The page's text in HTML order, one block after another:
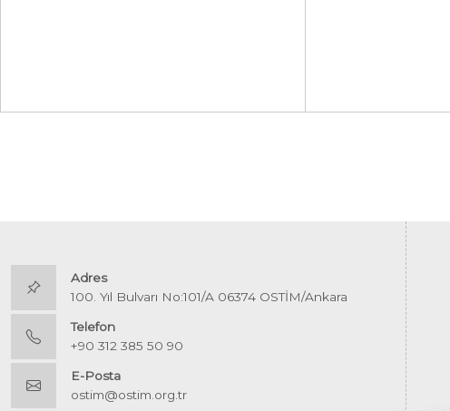
Adres
100. Yıl Bulvarı No:101/A 06374 OSTİM/Ankara
Telefon
+90 312 385 50 90
E-Posta
ostim@ostim.org.tr